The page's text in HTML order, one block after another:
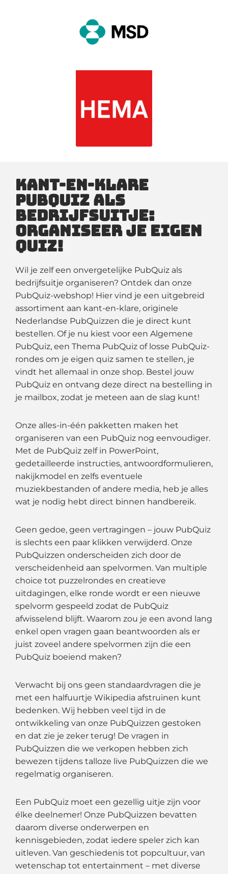
Kant-en-klare
PubQuiz als
bedrijfsuitje:
organiseer je eigen
quiz!
Wil je zelf een onvergetelijke PubQuiz als
bedrijfsuitje organiseren? Ontdek dan onze
PubQuiz-webshop! Hier vind je een uitgebreid
assortiment aan kant-en-klare, originele
Nederlandse PubQuizzen die je direct kunt
bestellen. Of je nu kiest voor een Algemene
PubQuiz, een Thema PubQuiz of losse PubQuiz-
rondes om je eigen quiz samen te stellen, je
vindt het allemaal in onze shop. Bestel jouw
PubQuiz en ontvang deze direct na bestelling in
je mailbox, zodat je meteen aan de slag kunt!
Onze alles-in-één pakketten maken het
organiseren van een PubQuiz nog eenvoudiger.
Met de PubQuiz zelf in PowerPoint,
gedetailleerde instructies, antwoordformulieren,
nakijkmodel en zelfs eventuele
muziekbestanden of andere media, heb je alles
wat je nodig hebt direct binnen handbereik.
Geen gedoe, geen vertragingen – jouw PubQuiz
is slechts een paar klikken verwijderd. Onze
PubQuizzen onderscheiden zich door de
verscheidenheid aan spelvormen. Van multiple
choice tot puzzelrondes en creatieve
uitdagingen, elke ronde wordt er een nieuwe
spelvorm gespeeld zodat de PubQuiz
afwisselend blijft. Waarom zou je een avond lang
enkel open vragen gaan beantwoorden als er
juist zoveel andere spelvormen zijn die een
PubQuiz boeiend maken?
Verwacht bij ons geen standaardvragen die je
met een halfuurtje Wikipedia afstruinen kunt
bedenken. Wij hebben veel tijd in de
ontwikkeling van onze PubQuizzen gestoken
en dat zie je zeker terug! De vragen in
PubQuizzen die we verkopen hebben zich
bewezen tijdens talloze live PubQuizzen die we
regelmatig organiseren.
Een PubQuiz moet een gezellig uitje zijn voor
élke deelnemer! Onze PubQuizzen bevatten
daarom diverse onderwerpen en
kennisgebieden, zodat iedere speler zich kan
uitleven. Van geschiedenis tot popcultuur, van
wetenschap tot entertainment – met diverse